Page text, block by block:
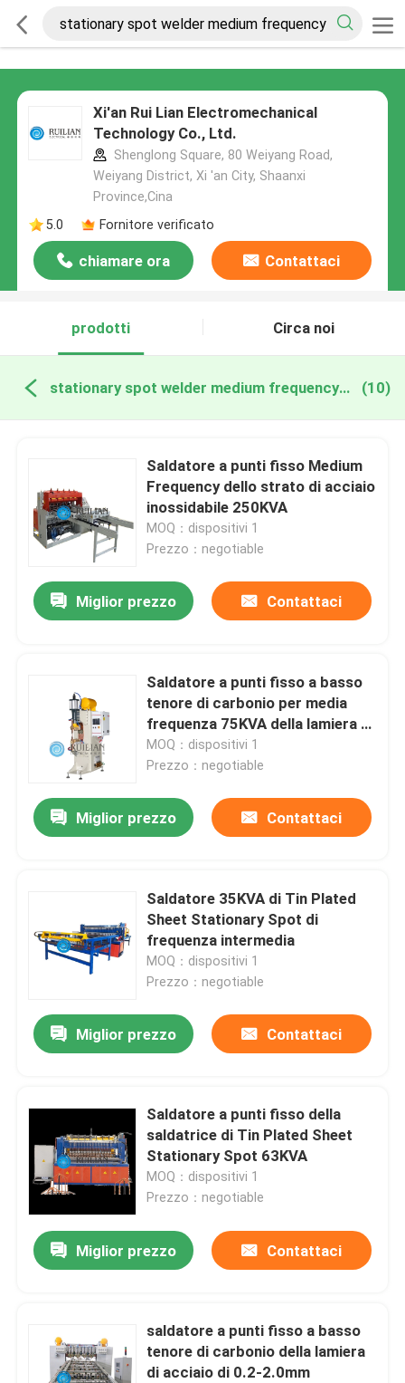
Xi'an Rui Lian Electromechanical
Technology Co., Ltd.
Shenglong Square, 80 Weiyang Road,
Weiyang District, Xi 'an City, Shaanxi
Province,Cina
5.0
Fornitore verificato
chiamare ora Contattaci
prodotti Circa noi
stationary spot welder medium frequency produzione online (10)
Saldatore a punti fisso Medium
Frequency dello strato di acciaio
inossidabile 250KVA
MOQ：dispositivi 1
Prezzo：negotiable
Miglior prezzo Contattaci
Saldatore a punti fisso a basso
tenore di carbonio per media
frequenza 75KVA della lamiera di
acciaio
MOQ：dispositivi 1
Prezzo：negotiable
Miglior prezzo Contattaci
Saldatore 35KVA di Tin Plated
Sheet Stationary Spot di
frequenza intermedia
MOQ：dispositivi 1
Prezzo：negotiable
Miglior prezzo Contattaci
Saldatore a punti fisso della
saldatrice di Tin Plated Sheet
Stationary Spot 63KVA
MOQ：dispositivi 1
Prezzo：negotiable
Miglior prezzo Contattaci
saldatore a punti fisso a basso
tenore di carbonio della lamiera
di acciaio di 0.2-2.0mm